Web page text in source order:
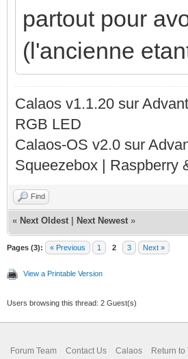
partout pour
(l'ancienne
Calaos v1.1.20 sur
RGB LED
Calaos-OS v2.0 sur
Squeezebox | Raspberry
Find
« Next Oldest Next Newest »
Pages (3): « Previous 1 2 3 Next »
View a Printable Version
Users browsing this thread: 2 Guest(s)
Forum Team Contact Us Calaos Return to